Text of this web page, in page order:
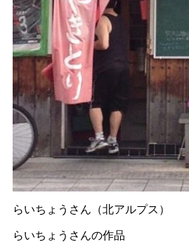
らいちょうさん（北アルプス）
らいちょうさんの作品